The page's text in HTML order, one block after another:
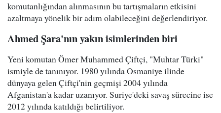
komutanlığından alınmasının bu tartışmaların etkisini
azaltmaya yönelik bir adım olabileceğini değerlendiriyor.
Ahmed Şara'nın yakın isimlerinden biri
Yeni komutan Ömer Muhammed Çiftçi, "Muhtar Türki"
ismiyle de tanınıyor. 1980 yılında Osmaniye ilinde
dünyaya gelen Çiftçi'nin geçmişi 2004 yılında
Afganistan'a kadar uzanıyor. Suriye'deki savaş sürecine ise
2012 yılında katıldığı belirtiliyor.